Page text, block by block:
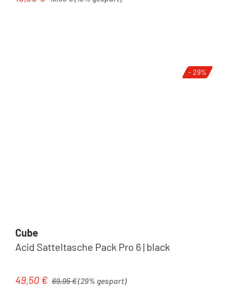
- 29%
Cube
Acid Satteltasche Pack Pro 6 | black
Verkaufspreis:
49,50 € Regulärer Preis:
69,95 €(29% gespart)